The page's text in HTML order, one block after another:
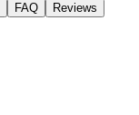
FAQ Reviews